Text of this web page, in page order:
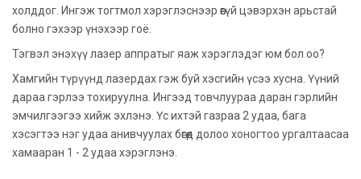
холддог. Ингэж тогтмол хэрэглэснээр өөгүй цэвэрхэн арьстай
болно гэхээр үнэхээр гоё.
Тэгвэл энэхүү лазер аппратыг яаж хэрэглэдэг юм бол оо?
Хамгийн түрүүнд лазердах гэж буй хэсгийн үсээ хусна. Үүний
дараа гэрлээ тохируулна. Ингээд товчлуураа даран гэрлийн
эмчилгээгээ хийж эхлэнэ. Үс ихтэй газраа 2 удаа, бага
хэсэгтээ нэг удаа анивчуулах бөгөөд долоо хоногтоо ургалтаасаа
хамааран 1 - 2 удаа хэрэглэнэ.